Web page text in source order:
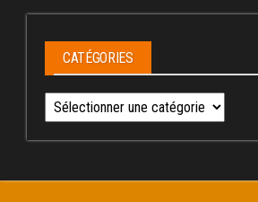
CATÉGORIES
Catégories